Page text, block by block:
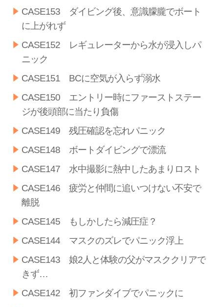
CASE153 ダイビング後、意識朦朧でボート
に上がれず
CASE152 レギュレーターから水が浸入しパ
ニック
CASE151 BCに空気が入らず溺水
CASE150 エントリー時にファーストステー
ジが後頭部に当たり負傷
CASE149 残圧確認を忘れパニック
CASE148 ボートダイビングで漂流
CASE147 水中撮影に熱中したあまりロスト
CASE146 疲労と仲間に追いつけない不安で
離脱
CASE145 もしかしたら減圧症？
CASE144 マスクのズレでパニック浮上
CASE143 娘2人と体験の父がマスククリアで
きず…
CASE142 初ファンダイブでパニックに